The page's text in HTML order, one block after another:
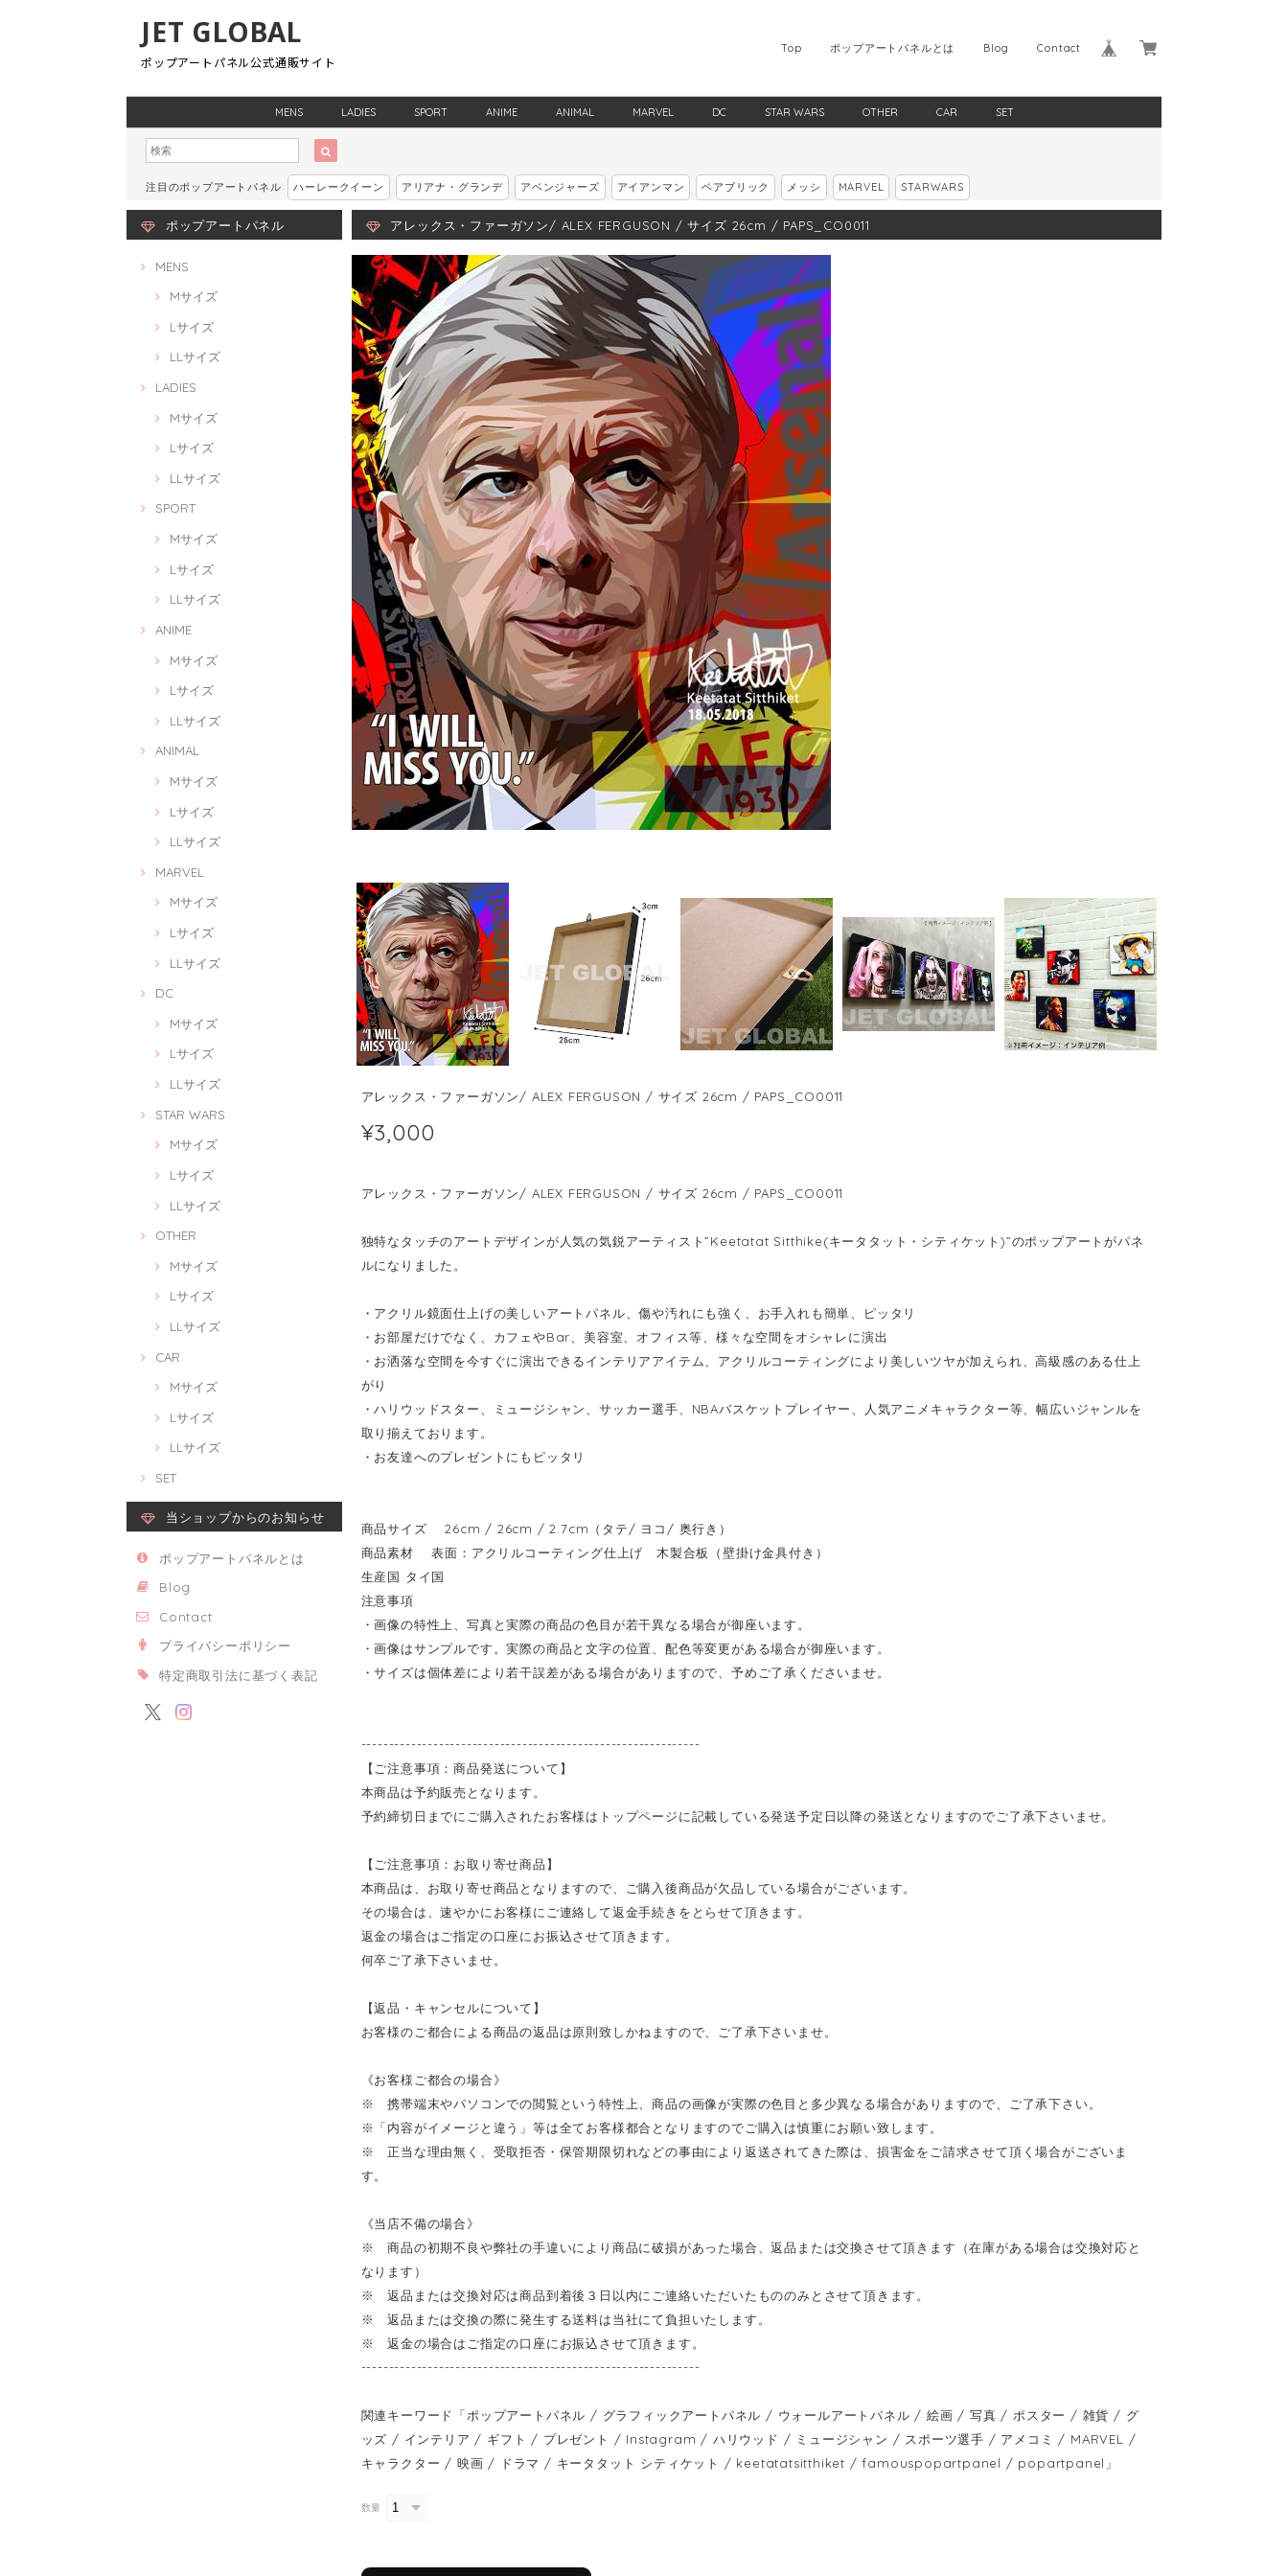
JET GLOBAL
ポップアートパネル公式通販サイト
Contact
Blog
ポップアートパネルとは
Top
MENS LADIES SPORT ANIME ANIMAL MARVEL DC STAR WARS OTHER CAR SET
注目のポップアートパネル ハーレークイーン アリアナ・グランデ アベンジャーズ アイアンマン ベアブリック メッシ MARVEL STARWARS
ポップアートパネル
MENS
Mサイズ
Lサイズ
LLサイズ
LADIES
Mサイズ
Lサイズ
LLサイズ
SPORT
Mサイズ
Lサイズ
LLサイズ
ANIME
Mサイズ
Lサイズ
LLサイズ
ANIMAL
Mサイズ
Lサイズ
LLサイズ
MARVEL
Mサイズ
Lサイズ
LLサイズ
DC
Mサイズ
Lサイズ
LLサイズ
STAR WARS
Mサイズ
Lサイズ
LLサイズ
OTHER
Mサイズ
Lサイズ
LLサイズ
CAR
Mサイズ
Lサイズ
LLサイズ
SET
当ショップからのお知らせ
ポップアートパネルとは
Blog
Contact
プライバシーポリシー
特定商取引法に基づく表記
アレックス・ファーガソン/ ALEX FERGUSON / サイズ 26cm / PAPS_CO0011
アレックス・ファーガソン/ ALEX FERGUSON / サイズ 26cm / PAPS_CO0011
¥3,000
アレックス・ファーガソン/ ALEX FERGUSON / サイズ 26cm / PAPS_CO0011
独特なタッチのアートデザインが人気の気鋭アーティスト”Keetatat Sitthike(キータタット・シティケット)”のポップアートがパネ
ルになりました。
・アクリル鏡面仕上げの美しいアートパネル、傷や汚れにも強く、お手入れも簡単、ピッタリ
・お部屋だけでなく、カフェやBar、美容室、オフィス等、様々な空間をオシャレに演出
・お洒落な空間を今すぐに演出できるインテリアアイテム、アクリルコーティングにより美しいツヤが加えられ、高級感のある仕上
がり
・ハリウッドスター、ミュージシャン、サッカー選手、NBAバスケットプレイヤー、人気アニメキャラクター等、幅広いジャンルを
取り揃えております。
・お友達へのプレゼントにもピッタリ
商品サイズ 26cm / 26cm / 2.7cm（タテ/ ヨコ/ 奥行き）
商品素材 表面：アクリルコーティング仕上げ 木製合板（壁掛け金具付き）
生産国 タイ国
注意事項
・画像の特性上、写真と実際の商品の色目が若干異なる場合が御座います。
・画像はサンプルです。実際の商品と文字の位置、配色等変更がある場合が御座います。
・サイズは個体差により若干誤差がある場合がありますので、予めご了承くださいませ。
-------------------------------------------------------------
【ご注意事項：商品発送について】
本商品は予約販売となります。
予約締切日までにご購入されたお客様はトップページに記載している発送予定日以降の発送となりますのでご了承下さいませ。
【ご注意事項：お取り寄せ商品】
本商品は、お取り寄せ商品となりますので、ご購入後商品が欠品している場合がございます。
その場合は、速やかにお客様にご連絡して返金手続きをとらせて頂きます。
返金の場合はご指定の口座にお振込させて頂きます。
何卒ご了承下さいませ。
【返品・キャンセルについて】
お客様のご都合による商品の返品は原則致しかねますので、ご了承下さいませ。
《お客様ご都合の場合》
※ 携帯端末やパソコンでの閲覧という特性上、商品の画像が実際の色目と多少異なる場合がありますので、ご了承下さい。
※「内容がイメージと違う」等は全てお客様都合となりますのでご購入は慎重にお願い致します。
※ 正当な理由無く、受取拒否・保管期限切れなどの事由により返送されてきた際は、損害金をご請求させて頂く場合がございま
す。
《当店不備の場合》
※ 商品の初期不良や弊社の手違いにより商品に破損があった場合、返品または交換させて頂きます（在庫がある場合は交換対応と
なります）
※ 返品または交換対応は商品到着後３日以内にご連絡いただいたもののみとさせて頂きます。
※ 返品または交換の際に発生する送料は当社にて負担いたします。
※ 返金の場合はご指定の口座にお振込させて頂きます。
-------------------------------------------------------------
関連キーワード「ポップアートパネル / グラフィックアートパネル / ウォールアートパネル / 絵画 / 写真 / ポスター / 雑貨 / グ
ッズ / インテリア / ギフト / プレゼント / Instagram / ハリウッド / ミュージシャン / スポーツ選手 / アメコミ / MARVEL /
キャラクター / 映画 / ドラマ / キータタット シティケット / keetatatsitthiket / famouspopartpanel / popartpanel」
数量